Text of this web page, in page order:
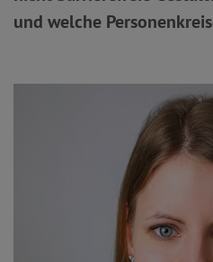
und welche